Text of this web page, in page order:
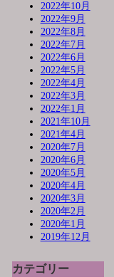
2022年10月
2022年9月
2022年8月
2022年7月
2022年6月
2022年5月
2022年4月
2022年3月
2022年1月
2021年10月
2021年4月
2020年7月
2020年6月
2020年5月
2020年4月
2020年3月
2020年2月
2020年1月
2019年12月
カテゴリー